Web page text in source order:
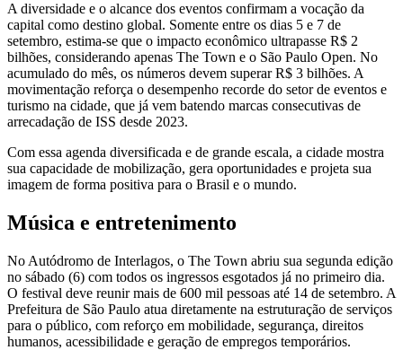
A diversidade e o alcance dos eventos confirmam a vocação da
capital como destino global. Somente entre os dias 5 e 7 de
setembro, estima-se que o impacto econômico ultrapasse R$ 2
bilhões, considerando apenas The Town e o São Paulo Open. No
acumulado do mês, os números devem superar R$ 3 bilhões. A
movimentação reforça o desempenho recorde do setor de eventos e
turismo na cidade, que já vem batendo marcas consecutivas de
arrecadação de ISS desde 2023.
Com essa agenda diversificada e de grande escala, a cidade mostra
sua capacidade de mobilização, gera oportunidades e projeta sua
imagem de forma positiva para o Brasil e o mundo.
Música e entretenimento
No Autódromo de Interlagos, o The Town abriu sua segunda edição
no sábado (6) com todos os ingressos esgotados já no primeiro dia.
O festival deve reunir mais de 600 mil pessoas até 14 de setembro. A
Prefeitura de São Paulo atua diretamente na estruturação de serviços
para o público, com reforço em mobilidade, segurança, direitos
humanos, acessibilidade e geração de empregos temporários.